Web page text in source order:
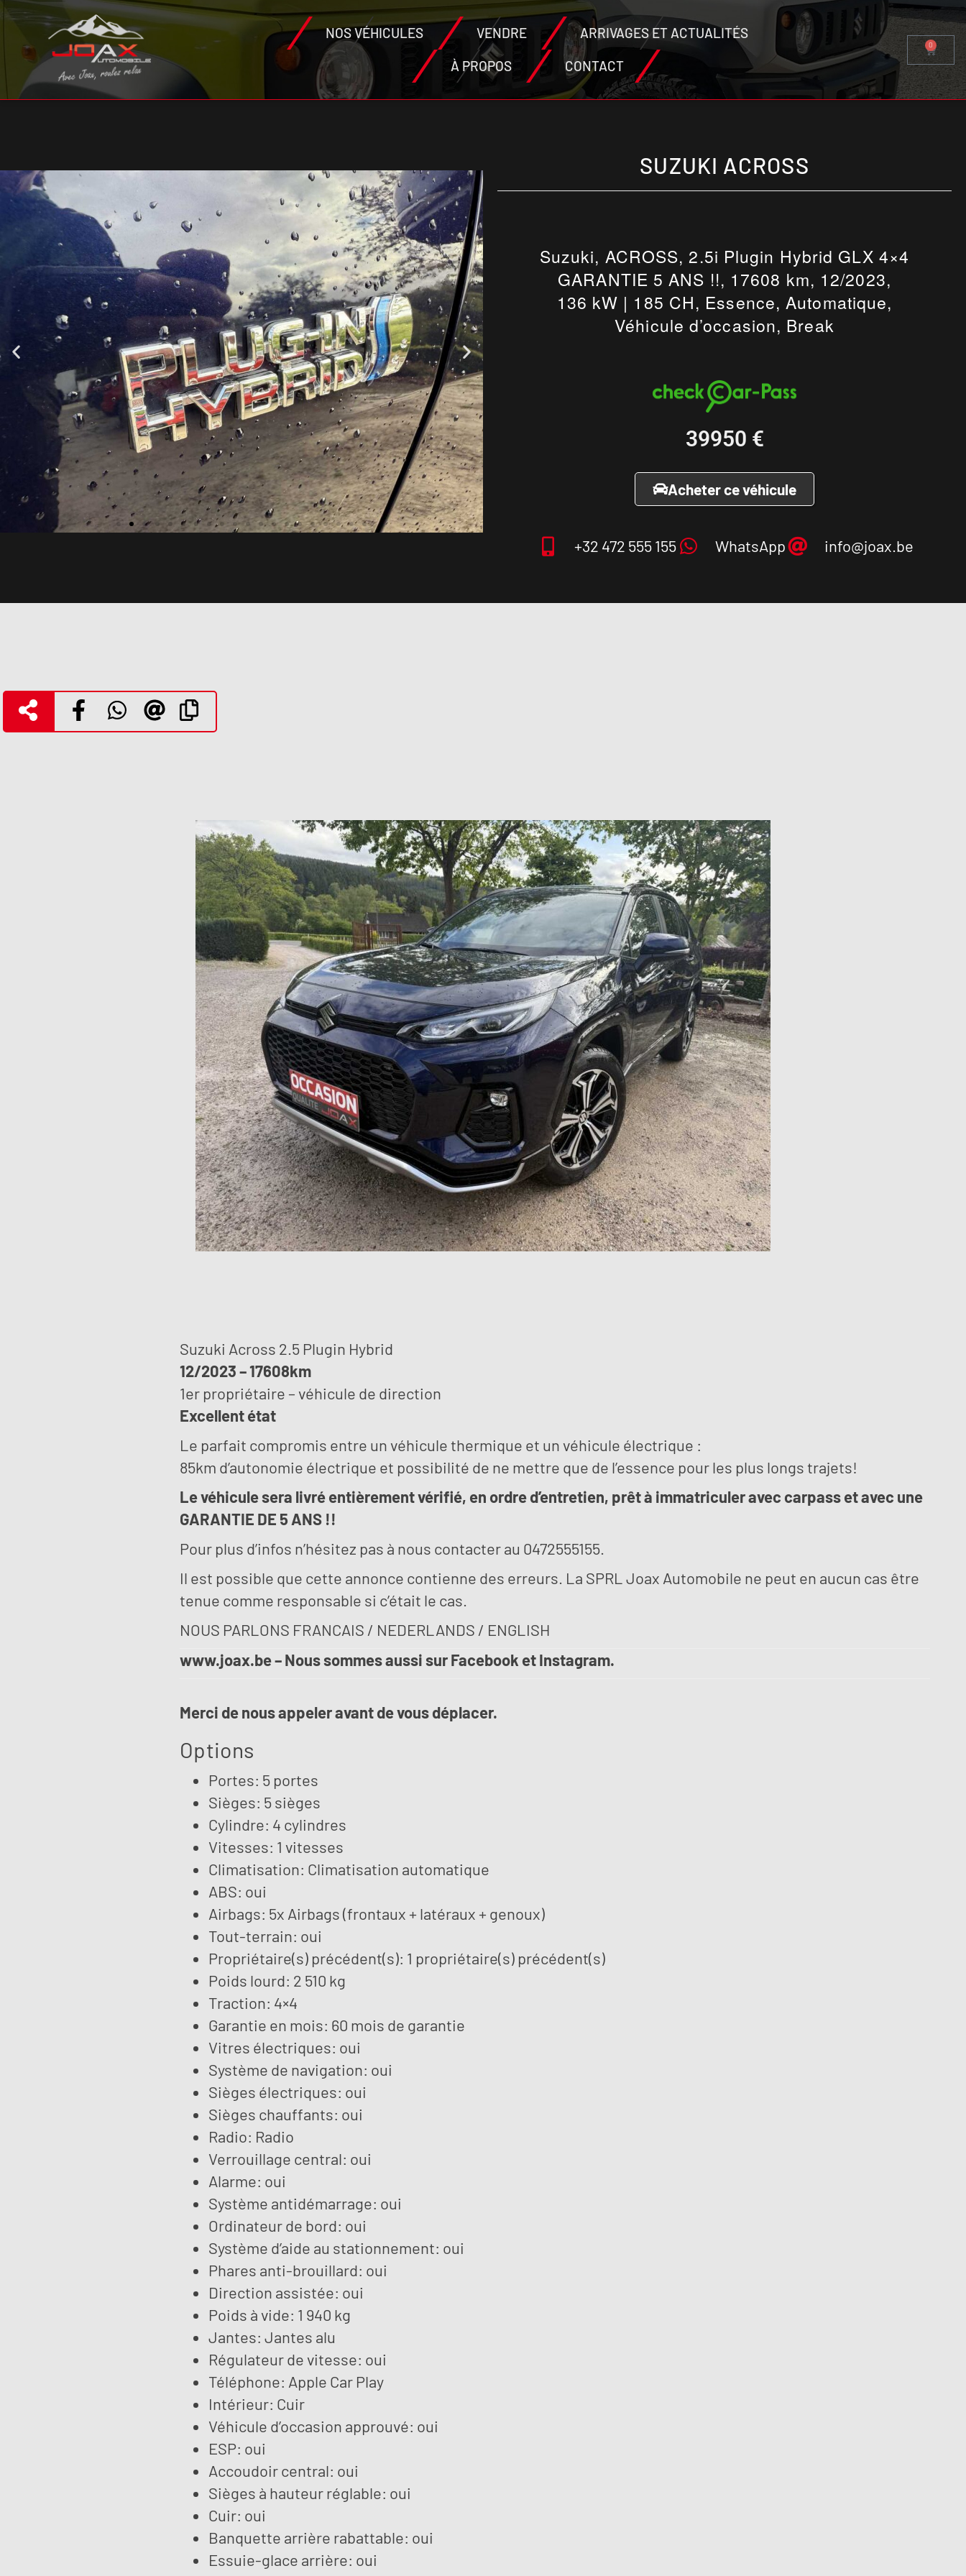
NOS VÉHICULES VENDRE
ARRIVAGES ET ACTUALITÉS
À PROPOS
CONTACT
0
SUZUKI ACROSS
Suzuki, ACROSS, 2.5i Plugin Hybrid GLX 4×4
GARANTIE 5 ANS !!, 17608 km, 12/2023,
136 kW | 185 CH, Essence, Automatique,
Véhicule d’occasion, Break
39950 €
Acheter ce véhicule
+32 472 555 155 WhatsApp info@joax.be
Suzuki Across 2.5 Plugin Hybrid
12/2023 – 17608km
1er propriétaire – véhicule de direction
Excellent état
Le parfait compromis entre un véhicule thermique et un véhicule électrique :
85km d’autonomie électrique et possibilité de ne mettre que de l’essence pour les plus longs trajets!
Le véhicule sera livré entièrement vérifié, en ordre d’entretien, prêt à immatriculer avec carpass et avec une
GARANTIE DE 5 ANS !!
Pour plus d’infos n’hésitez pas à nous contacter au 0472555155.
Il est possible que cette annonce contienne des erreurs. La SPRL Joax Automobile ne peut en aucun cas être
tenue comme responsable si c’était le cas.
NOUS PARLONS FRANCAIS / NEDERLANDS / ENGLISH
www.joax.be – Nous sommes aussi sur Facebook et Instagram.
Merci de nous appeler avant de vous déplacer.
Options
Portes: 5 portes
Sièges: 5 sièges
Cylindre: 4 cylindres
Vitesses: 1 vitesses
Climatisation: Climatisation automatique
ABS: oui
Airbags: 5x Airbags (frontaux + latéraux + genoux)
Tout-terrain: oui
Propriétaire(s) précédent(s): 1 propriétaire(s) précédent(s)
Poids lourd: 2 510 kg
Traction: 4×4
Garantie en mois: 60 mois de garantie
Vitres électriques: oui
Système de navigation: oui
Sièges électriques: oui
Sièges chauffants: oui
Radio: Radio
Verrouillage central: oui
Alarme: oui
Système antidémarrage: oui
Ordinateur de bord: oui
Système d’aide au stationnement: oui
Phares anti-brouillard: oui
Direction assistée: oui
Poids à vide: 1 940 kg
Jantes: Jantes alu
Régulateur de vitesse: oui
Téléphone: Apple Car Play
Intérieur: Cuir
Véhicule d’occasion approuvé: oui
ESP: oui
Accoudoir central: oui
Sièges à hauteur réglable: oui
Cuir: oui
Banquette arrière rabattable: oui
Essuie-glace arrière: oui